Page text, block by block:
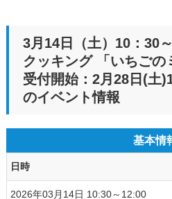
3月14日（土）10：30
クッキング 「いちごの
受付開始：2月28日(土
のイベント情報
基本情
日時
2026年03月14日 10:30～12:00